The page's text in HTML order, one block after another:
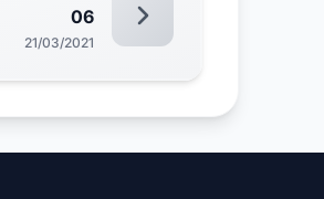
06
21/03/2021